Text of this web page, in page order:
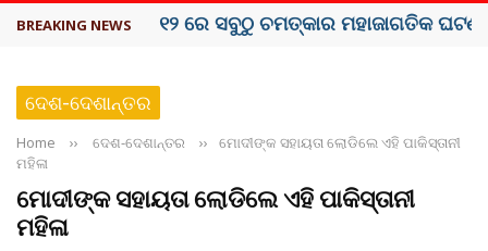
BREAKING NEWS କେରଳରେ ‘ରାଟ୍ ଫିଭର୍’ ଆତଙ୍କ, ୫୮ ମୃତ
ଦେଶ-ଦେଶାନ୍ତର
Home ›› ଦେଶ-ଦେଶାନ୍ତର ››
ମୋଦୀଙ୍କ ସହାୟତା ଲୋଡିଲେ ଏହି ପାକିସ୍ତାନୀ
ମହିଳା
ମୋଦୀଙ୍କ ସହାୟତା ଲୋଡିଲେ ଏହି ପାକିସ୍ତାନୀ
ମହିଳା